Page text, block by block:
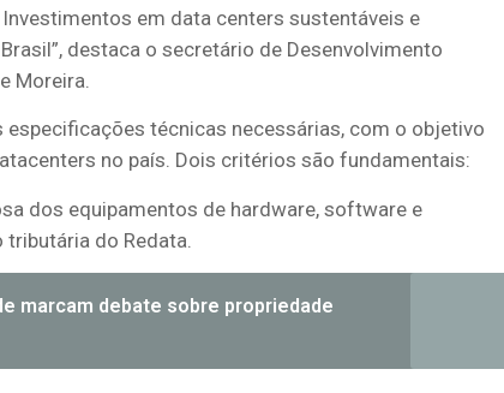
em data centers sustentáveis e
destaca o secretário de Desenvolvimento
Moreira.
técnicas necessárias, com o objetivo
no país. Dois critérios são fundamentais:
dos equipamentos de hardware, software e
do Redata.
marcam debate sobre propriedade